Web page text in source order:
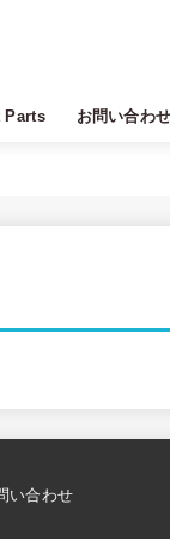
Parts お問い合わせ
い合わせ